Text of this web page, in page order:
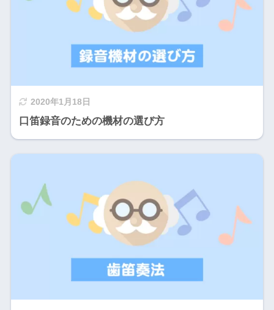
2020年1月18日
口笛録音のための機材の選び方